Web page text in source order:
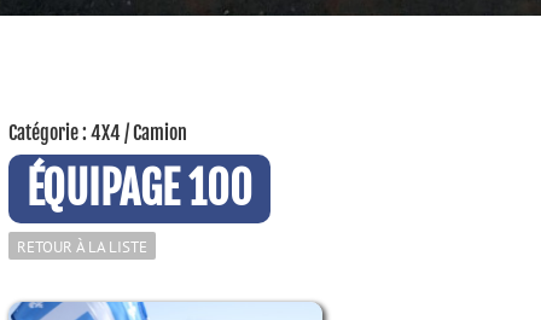
Catégorie : 4X4 / Camion
ÉQUIPAGE 100
RETOUR À LA LISTE